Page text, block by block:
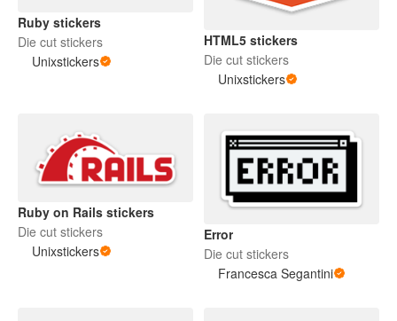
Ruby stickers
Die cut stickers
Unixstickers
HTML5 stickers
Die cut stickers
Unixstickers
Ruby on Rails stickers
Die cut stickers
Unixstickers
Error
Die cut stickers
Francesca Segantini